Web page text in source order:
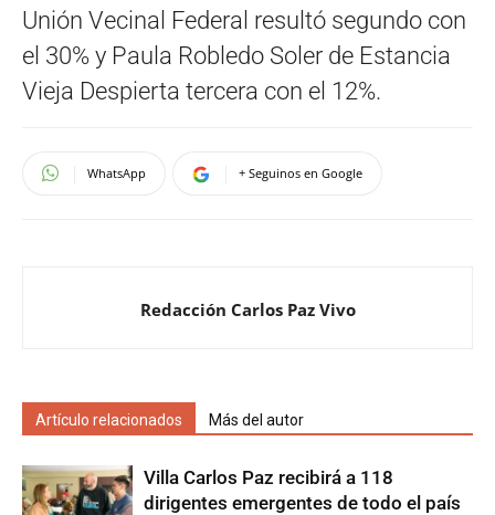
Unión Vecinal Federal resultó segundo con
el 30% y Paula Robledo Soler de Estancia
Vieja Despierta tercera con el 12%.
WhatsApp + Seguinos en Google
Redacción Carlos Paz Vivo
Artículo relacionados Más del autor
Villa Carlos Paz recibirá a 118
dirigentes emergentes de todo el país